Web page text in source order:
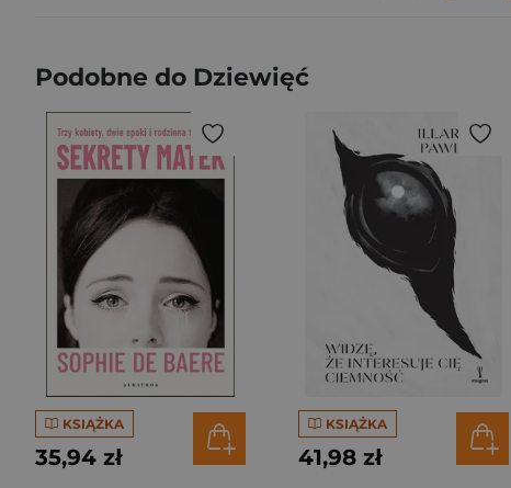
Podobne do Dziewięć
KSIĄŻKA
35,94 zł
KSIĄŻKA
41,98 zł